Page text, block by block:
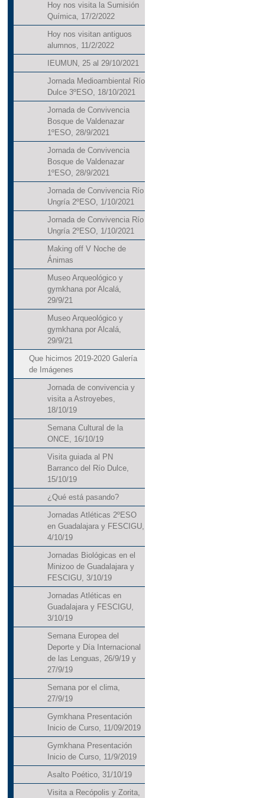
Hoy nos visita la Sumisión
Química, 17/2/2022
Hoy nos visitan antiguos
alumnos, 11/2/2022
IEUMUN, 25 al 29/10/2021
Jornada Medioambiental Río
Dulce 3ºESO, 18/10/2021
Jornada de Convivencia
Bosque de Valdenazar
1ºESO, 28/9/2021
Jornada de Convivencia
Bosque de Valdenazar
1ºESO, 28/9/2021
Jornada de Convivencia Río
Ungría 2ºESO, 1/10/2021
Jornada de Convivencia Río
Ungría 2ºESO, 1/10/2021
Making off V Noche de
Ánimas
Museo Arqueológico y
gymkhana por Alcalá,
29/9/21
Museo Arqueológico y
gymkhana por Alcalá,
29/9/21
Que hicimos 2019-2020 Galería
de Imágenes
Jornada de convivencia y
visita a Astroyebes,
18/10/19
Semana Cultural de la
ONCE, 16/10/19
Visita guiada al PN
Barranco del Río Dulce,
15/10/19
¿Qué está pasando?
Jornadas Atléticas 2ºESO
en Guadalajara y FESCIGU,
4/10/19
Jornadas Biológicas en el
Minizoo de Guadalajara y
FESCIGU, 3/10/19
Jornadas Atléticas en
Guadalajara y FESCIGU,
3/10/19
Semana Europea del
Deporte y Día Internacional
de las Lenguas, 26/9/19 y
27/9/19
Semana por el clima,
27/9/19
Gymkhana Presentación
Inicio de Curso, 11/09/2019
Gymkhana Presentación
Inicio de Curso, 11/9/2019
Asalto Poético, 31/10/19
Visita a Recópolis y Zorita,